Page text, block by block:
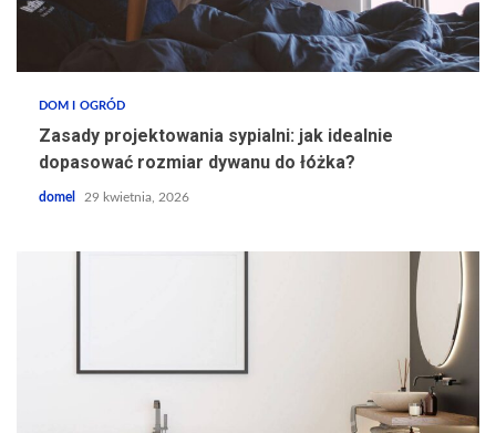
DOM I OGRÓD
Zasady projektowania sypialni: jak idealnie
dopasować rozmiar dywanu do łóżka?
domel 29 kwietnia, 2026